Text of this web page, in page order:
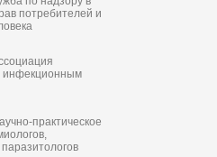
потребителей и
инфекционным
практическое